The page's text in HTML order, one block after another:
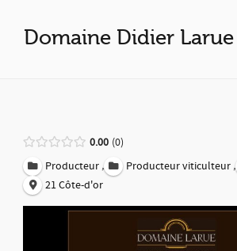
Domaine Didier Larue
0.00 0
Producteur , Producteur viticulteur ,
21 Côte-d'or